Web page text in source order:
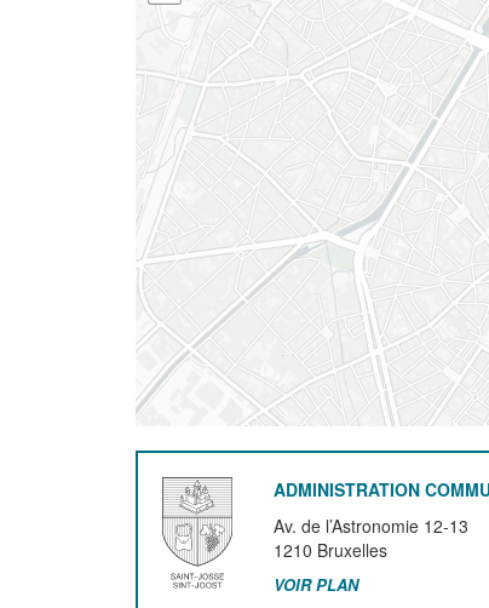
ADMINISTRATION
Av. de l’Astronomie 12-13
1210 Bruxelles
VOIR PLAN